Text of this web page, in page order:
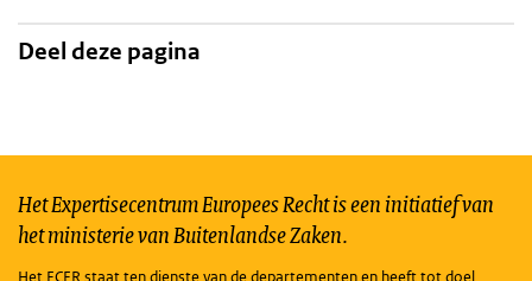
Deel deze pagina
Het Expertisecentrum Europees Recht is een initiatief van
het ministerie van Buitenlandse Zaken.
Het ECER staat ten dienste van de departementen en heeft tot doel